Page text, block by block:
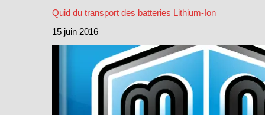
Quid du transport des batteries Lithium-Ion
15 juin 2016